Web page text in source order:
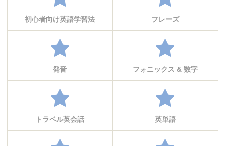
初心者向け英語学習法 フレーズ
発音 フォニックス & 数字
トラベル英会話 英単語